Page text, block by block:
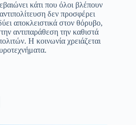
κάτι που όλοι βλέπουν
δεν προσφέρει
αποκλειστικά στον θόρυβο,
αντιπαράθεση την καθιστά
Η κοινωνία χρειάζεται